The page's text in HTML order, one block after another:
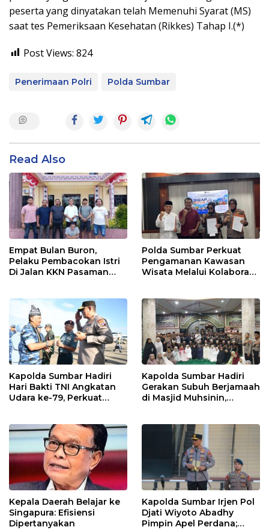
peserta yang dinyatakan telah Memenuhi Syarat (MS)
saat tes Pemeriksaan Kesehatan (Rikkes) Tahap I.(*)
Post Views: 824
Penerimaan Polri Polda Sumbar
Read Also
Empat Bulan Buron,
Pelaku Pembacokan Istri
Di Jalan KKN Pasaman
Pasbar Di Provinsi
Sumatera Utara
Polda Sumbar Perkuat
Pengamanan Kawasan
Wisata Melalui Kolaborasi
Kapolda Sumbar Hadiri
Hari Bakti TNI Angkatan
Udara ke-79, Perkuat
Kapolda Sumbar Hadiri
Gerakan Subuh Berjamaah
di Masjid Muhsinin,
Kepala Daerah Belajar ke
Singapura: Efisiensi
Dipertanyakan
Kapolda Sumbar Irjen Pol
Djati Wiyoto Abadhy
Pimpin Apel Perdana;